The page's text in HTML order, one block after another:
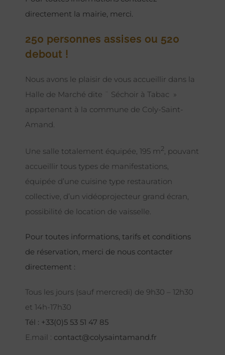
directement la mairie, merci.
250 personnes assises ou 520
debout !
Nous avons le plaisir de vous accueillir dans la
Halle de Marché dite ¨ Séchoir à Tabac »
appartenant à la commune de Coly-Saint-
Amand.
Une salle totalement équipée, 195 m2 , pouvant
accueillir tous types de manifestations,
équipée d’une cuisine type restauration
collective, d’un vidéoprojecteur grand écran,
possibilité de location de vaisselle.
Pour toutes informations, tarifs et conditions
de réservation, merci de nous contacter
directement :
Tous les jours (sauf mercredi) de 9h30 – 12h30
et 14h-17h30
Tél : +33(0)5 53 51 47 85
E.mail : contact@colysaintamand.fr